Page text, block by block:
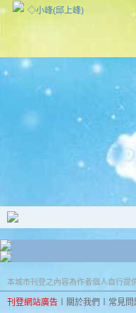
◇小峰(邱上峰)
本城市刊登之內容為作者個人自行提
刊登網站廣告 關於我們 常見問